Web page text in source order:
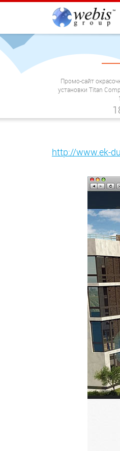
Промо-сайт
установки Titan
http://www.ek-